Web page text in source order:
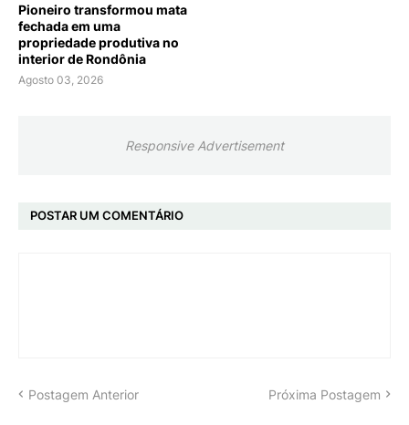
Pioneiro transformou mata
fechada em uma
propriedade produtiva no
interior de Rondônia
Agosto 03, 2026
Responsive Advertisement
POSTAR UM COMENTÁRIO
Postagem Anterior Próxima Postagem